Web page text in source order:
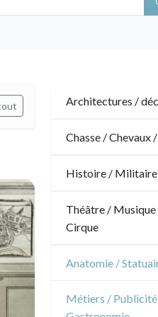
Architectures /
Architecture
Architecture
Chasse / Chevaux
Chasse
Sports
Histoire / Militaire
Militaire
Napoléon et
Théâtre / Musique
Cirque
Théâtre
Anatomie /
Métiers /